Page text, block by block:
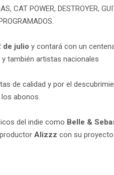
CAT POWER, DESTROYER,
de julio y contará con un
y también artistas nacionales
de calidad y por el
abonos.
del indie como Belle &
Alizzz con su